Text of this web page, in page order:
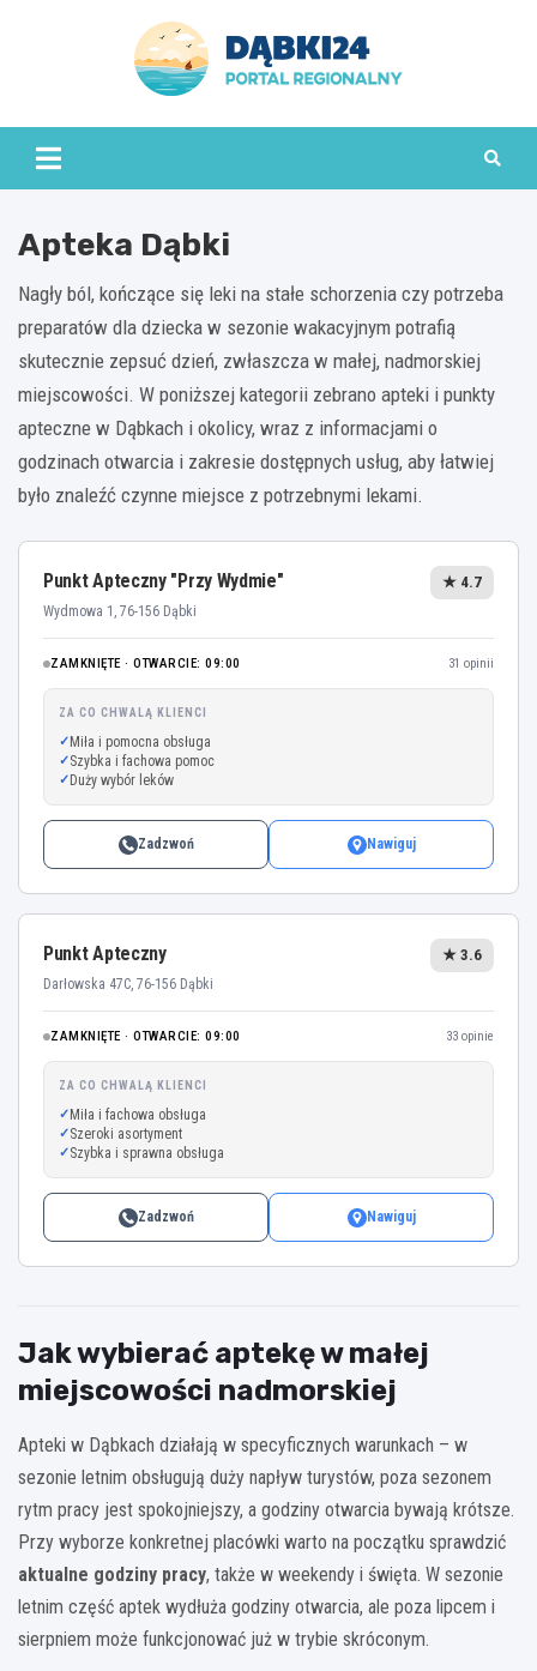
dabki24.pl
Apteka Dąbki
Nagły ból, kończące się leki na stałe schorzenia czy potrzeba
preparatów dla dziecka w sezonie wakacyjnym potrafią
skutecznie zepsuć dzień, zwłaszcza w małej, nadmorskiej
miejscowości. W poniższej kategorii zebrano apteki i punkty
apteczne w Dąbkach i okolicy, wraz z informacjami o
godzinach otwarcia i zakresie dostępnych usług, aby łatwiej
było znaleźć czynne miejsce z potrzebnymi lekami.
Punkt Apteczny "Przy Wydmie"
Wydmowa 1, 76-156 Dąbki
★ 4.7
ZAMKNIĘTE · OTWARCIE: 09:00 31 opinii
ZA CO CHWALĄ KLIENCI
Miła i pomocna obsługa
Szybka i fachowa pomoc
Duży wybór leków
Zadzwoń Nawiguj
Punkt Apteczny
Darłowska 47C, 76-156 Dąbki
★ 3.6
ZAMKNIĘTE · OTWARCIE: 09:00 33 opinie
ZA CO CHWALĄ KLIENCI
Miła i fachowa obsługa
Szeroki asortyment
Szybka i sprawna obsługa
Zadzwoń Nawiguj
Jak wybierać aptekę w małej
miejscowości nadmorskiej
Apteki w Dąbkach działają w specyficznych warunkach – w
sezonie letnim obsługują duży napływ turystów, poza sezonem
rytm pracy jest spokojniejszy, a godziny otwarcia bywają krótsze.
Przy wyborze konkretnej placówki warto na początku sprawdzić
aktualne godziny pracy, także w weekendy i święta. W sezonie
letnim część aptek wydłuża godziny otwarcia, ale poza lipcem i
sierpniem może funkcjonować już w trybie skróconym.